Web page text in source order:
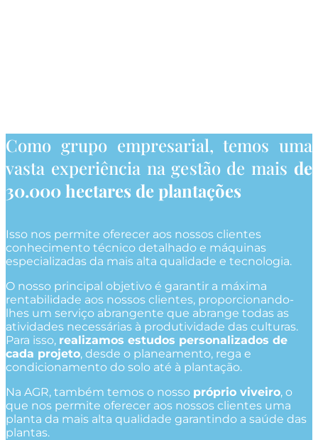
Como grupo empresarial, temos uma
vasta experiência na gestão de mais de
30.000 hectares de plantações
Isso nos permite oferecer aos nossos clientes
conhecimento técnico detalhado e máquinas
especializadas da mais alta qualidade e tecnologia.
O nosso principal objetivo é garantir a máxima
rentabilidade aos nossos clientes, proporcionando-
lhes um serviço abrangente que abrange todas as
atividades necessárias à produtividade das culturas.
Para isso, realizamos estudos personalizados de
cada projeto, desde o planeamento, rega e
condicionamento do solo até à plantação.
Na AGR, também temos o nosso próprio viveiro, o
que nos permite oferecer aos nossos clientes uma
planta da mais alta qualidade garantindo a saúde das
plantas.